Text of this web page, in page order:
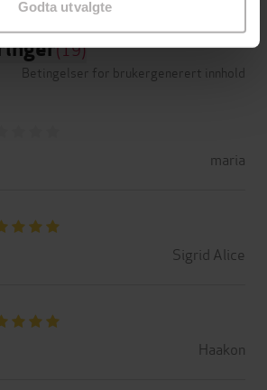
Godta utvalgte
(19)
Betingelser for brukergenerert innhold
maria
Sigrid Alice
Haakon